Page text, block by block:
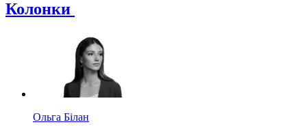
Колонки
Ольга Білан